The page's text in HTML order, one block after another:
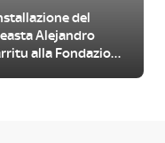
del
Alejandro
alla Fondazione